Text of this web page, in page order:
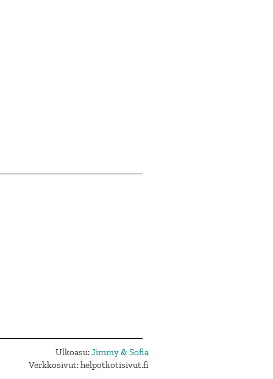
Ulkoasu:Jimmy & Sofia
Verkkosivut: helpotkotisivut.fi